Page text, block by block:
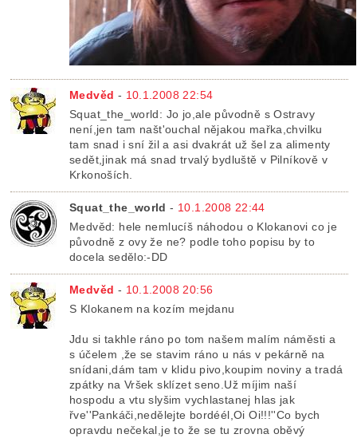
Medvěd - 10.1.2008 22:54
Squat_the_world: Jo jo,ale původně s Ostravy
není,jen tam našt'ouchal nějakou mařka,chvilku
tam snad i sní žil a asi dvakrát už šel za alimenty
sedět,jinak má snad trvalý bydluště v Pilníkově v
Krkonoších.
Squat_the_world - 10.1.2008 22:44
Medvěd: hele nemlucíš náhodou o Klokanovi co je
původně z ovy že ne? podle toho popisu by to
docela sedělo:-DD
Medvěd - 10.1.2008 20:56
S Klokanem na kozím mejdanu
Jdu si takhle ráno po tom našem malím náměsti a
s účelem ,že se stavim ráno u nás v pekárně na
snídani,dám tam v klidu pivo,koupim noviny a tradá
zpátky na Vršek sklízet seno.Už míjim naší
hospodu a vtu slyšim vychlastanej hlas jak
řve''Pankáči,nedělejte bordéél,Oi Oi!!!''Co bych
opravdu nečekal,je to že se tu zrovna oběvý